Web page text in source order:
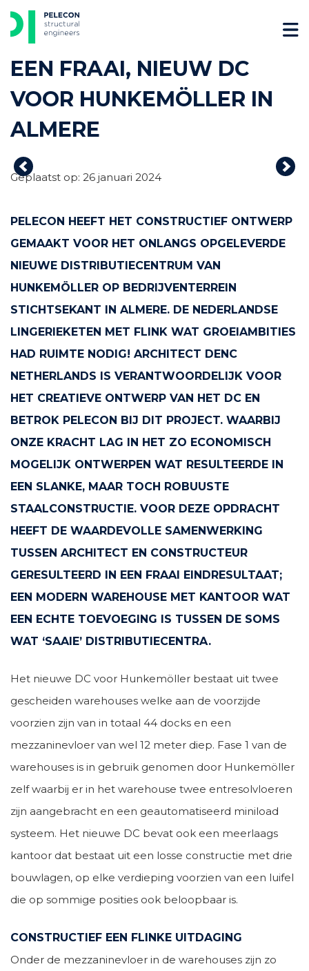
Skip
to
EEN FRAAI, NIEUW DC
VOOR HUNKEMÖLLER IN
ALMERE
Previous
Geplaatst op: 26 januari 2024
PELECON HEEFT HET CONSTRUCTIEF ONTWERP
GEMAAKT VOOR HET ONLANGS OPGELEVERDE
NIEUWE DISTRIBUTIECENTRUM VAN
HUNKEMÖLLER OP BEDRIJVENTERREIN
STICHTSEKANT IN ALMERE. DE NEDERLANDSE
LINGERIEKETEN MET FLINK WAT GROEIAMBITIES
HAD RUIMTE NODIG! ARCHITECT DENC
NETHERLANDS IS VERANTWOORDELIJK VOOR
HET CREATIEVE ONTWERP VAN HET DC EN
BETROK PELECON BIJ DIT PROJECT. WAARBIJ
ONZE KRACHT LAG IN HET ZO ECONOMISCH
MOGELIJK ONTWERPEN WAT RESULTEERDE IN
EEN SLANKE, MAAR TOCH ROBUUSTE
STAALCONSTRUCTIE. VOOR DEZE OPDRACHT
HEEFT DE WAARDEVOLLE SAMENWERKING
TUSSEN ARCHITECT EN CONSTRUCTEUR
GERESULTEERD IN EEN FRAAI EINDRESULTAAT;
EEN MODERN WAREHOUSE MET KANTOOR WAT
EEN ECHTE TOEVOEGING IS TUSSEN DE SOMS
WAT ‘SAAIE’ DISTRIBUTIECENTRA.
Het nieuwe DC voor Hunkemöller bestaat uit twee
gescheiden warehouses welke aan de voorzijde
voorzien zijn van in totaal 44 docks en een
mezzaninevloer van wel 12 meter diep. Fase 1 van de
warehouses is in gebruik genomen door Hunkemöller
zelf waarbij er in het warehouse twee entresolvloeren
zijn aangebracht en een geautomatiseerd miniload
systeem. Het nieuwe DC bevat ook een meerlaags
kantoor dat bestaat uit een losse constructie met drie
bouwlagen, op elke verdieping voorzien van een luifel
die op sommige posities ook beloopbaar is.
CONSTRUCTIEF EEN FLINKE UITDAGING
Onder de mezzaninevloer in de warehouses zijn zo